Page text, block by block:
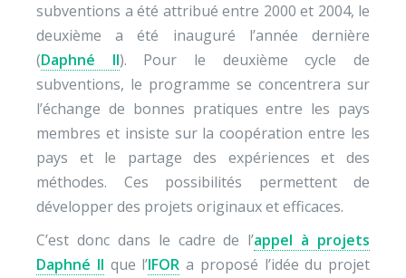
subventions a été attribué entre 2000 et 2004, le
deuxième a été inauguré l’année dernière
(Daphné II). Pour le deuxième cycle de
subventions, le programme se concentrera sur
l’échange de bonnes pratiques entre les pays
membres et insiste sur la coopération entre les
pays et le partage des expériences et des
méthodes. Ces possibilités permettent de
développer des projets originaux et efficaces.
C’est donc dans le cadre de l’appel à projets
Daphné II que l’IFOR a proposé l’idée du projet